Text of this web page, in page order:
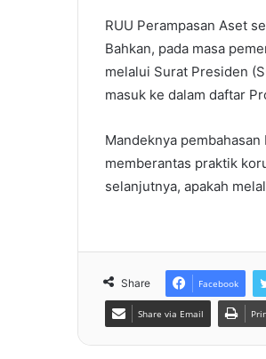
RUU Perampasan Aset
Bahkan, pada masa
melalui Surat Presiden
masuk ke dalam daftar
Mandeknya
memberantas praktik
selanjutnya, apakah
Share Facebook
Share via Email